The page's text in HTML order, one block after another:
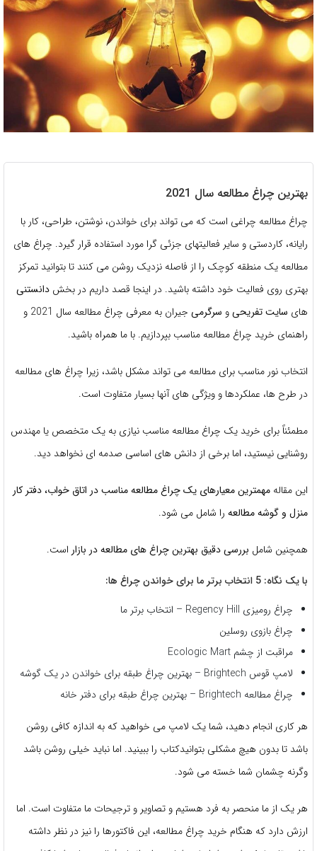
بهترین چراغ مطالعه سال 2021
چراغ مطالعه چراغی است که می تواند برای خواندن، نوشتن، طراحی، کار با
رایانه، کاردستی و سایر فعالیتهای جزئی گرا مورد استفاده قرار گیرد. چراغ های
مطالعه یک منطقه کوچک را از فاصله نزدیک روشن می کنند تا بتوانید تمرکز
بهتری روی فعالیت خود داشته باشید. در اینجا قصد داریم در بخش دانستنی
های سایت تفریحیو سرگرمی
جیران به معرفی چراغ مطالعه سال 2021 و
راهنمای خرید چراغ مطالعه مناسب بپردازیم. با ما همراه باشید.
انتخاب نور مناسب برای مطالعه می تواند مشکل باشد، زیرا چراغ های مطالعه
در طرح ها، عملکردها و ویژگی های آنها بسیار متفاوت است.
مطمئناً برای خرید یک چراغ مطالعه مناسب نیازی به یک متخصص یا مهندس
روشنایی نیستید، اما برخی از دانش های اساسی صدمه ای نخواهد دید.
این مقاله مهمترین معیارهای یک چراغ مطالعه مناسب در اتاق خواب، دفتر کار
منزل و گوشه مطالعه را شامل می شود.
همچنین شامل بررسی دقیق بهترین چراغ های مطالعه در بازار است.
با یک نگاه: 5 انتخاب برتر ما برای خواندن چراغ ها:
چراغ رومیزی Regency Hill – انتخاب برتر ما
چراغ بازوی روسلین
مراقبت از چشم Ecologic Mart
لامپ قوس Brightech – بهترین چراغ طبقه برای خواندن در یک گوشه
چراغ مطالعه Brightech – بهترین چراغ طبقه برای دفتر خانه
هر کاری انجام دهید، شما یک لامپ می خواهید که به اندازه کافی روشن
باشد تا بدون هیچ مشکلی بتوانیدکتاب را ببینید. اما نباید خیلی روشن باشد
وگرنه چشمان شما خسته می شود.
هر یک از ما منحصر به فرد هستیم و تصاویر و ترجیحات ما متفاوت است. اما
ارزش دارد که هنگام خرید چراغ مطالعه، این فاکتورها را نیز در نظر داشته